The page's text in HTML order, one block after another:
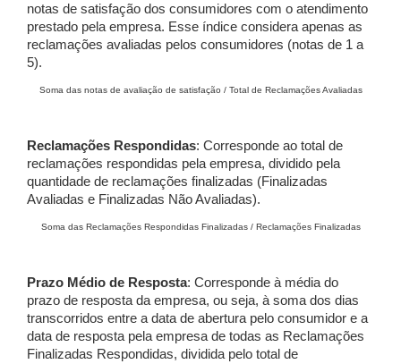
notas de satisfação dos consumidores com o atendimento
prestado pela empresa. Esse índice considera apenas as
reclamações avaliadas pelos consumidores (notas de 1 a
5).
Soma das notas de avaliação de satisfação / Total de Reclamações Avaliadas
Reclamações Respondidas: Corresponde ao total de
reclamações respondidas pela empresa, dividido pela
quantidade de reclamações finalizadas (Finalizadas
Avaliadas e Finalizadas Não Avaliadas).
Soma das Reclamações Respondidas Finalizadas / Reclamações Finalizadas
Prazo Médio de Resposta: Corresponde à média do
prazo de resposta da empresa, ou seja, à soma dos dias
transcorridos entre a data de abertura pelo consumidor e a
data de resposta pela empresa de todas as Reclamações
Finalizadas Respondidas, dividida pelo total de